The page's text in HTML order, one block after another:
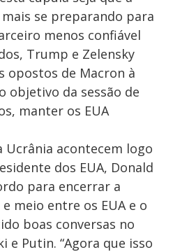
se preparando para
menos confiável
Trump e Zelensky
opostos de Macron à
objetivo da sessão de
manter os EUA
Ucrânia acontecem logo
dos EUA, Donald
para encerrar a
meio entre os EUA e o
boas conversas no
e Putin. “Agora que isso